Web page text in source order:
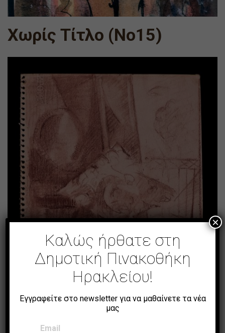
Χωρίς Τίτλο (Νο15)
Χωρίς Τίτλο (Νο14)
Καλώς ήρθατε στη
Δημοτική Πινακοθήκη
Ηρακλείου!
Εγγραφείτε στο newsletter για να μαθαίνετε τα νέα
μας
Email
×